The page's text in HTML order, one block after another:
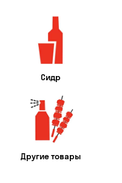
Сидр
Другие товары